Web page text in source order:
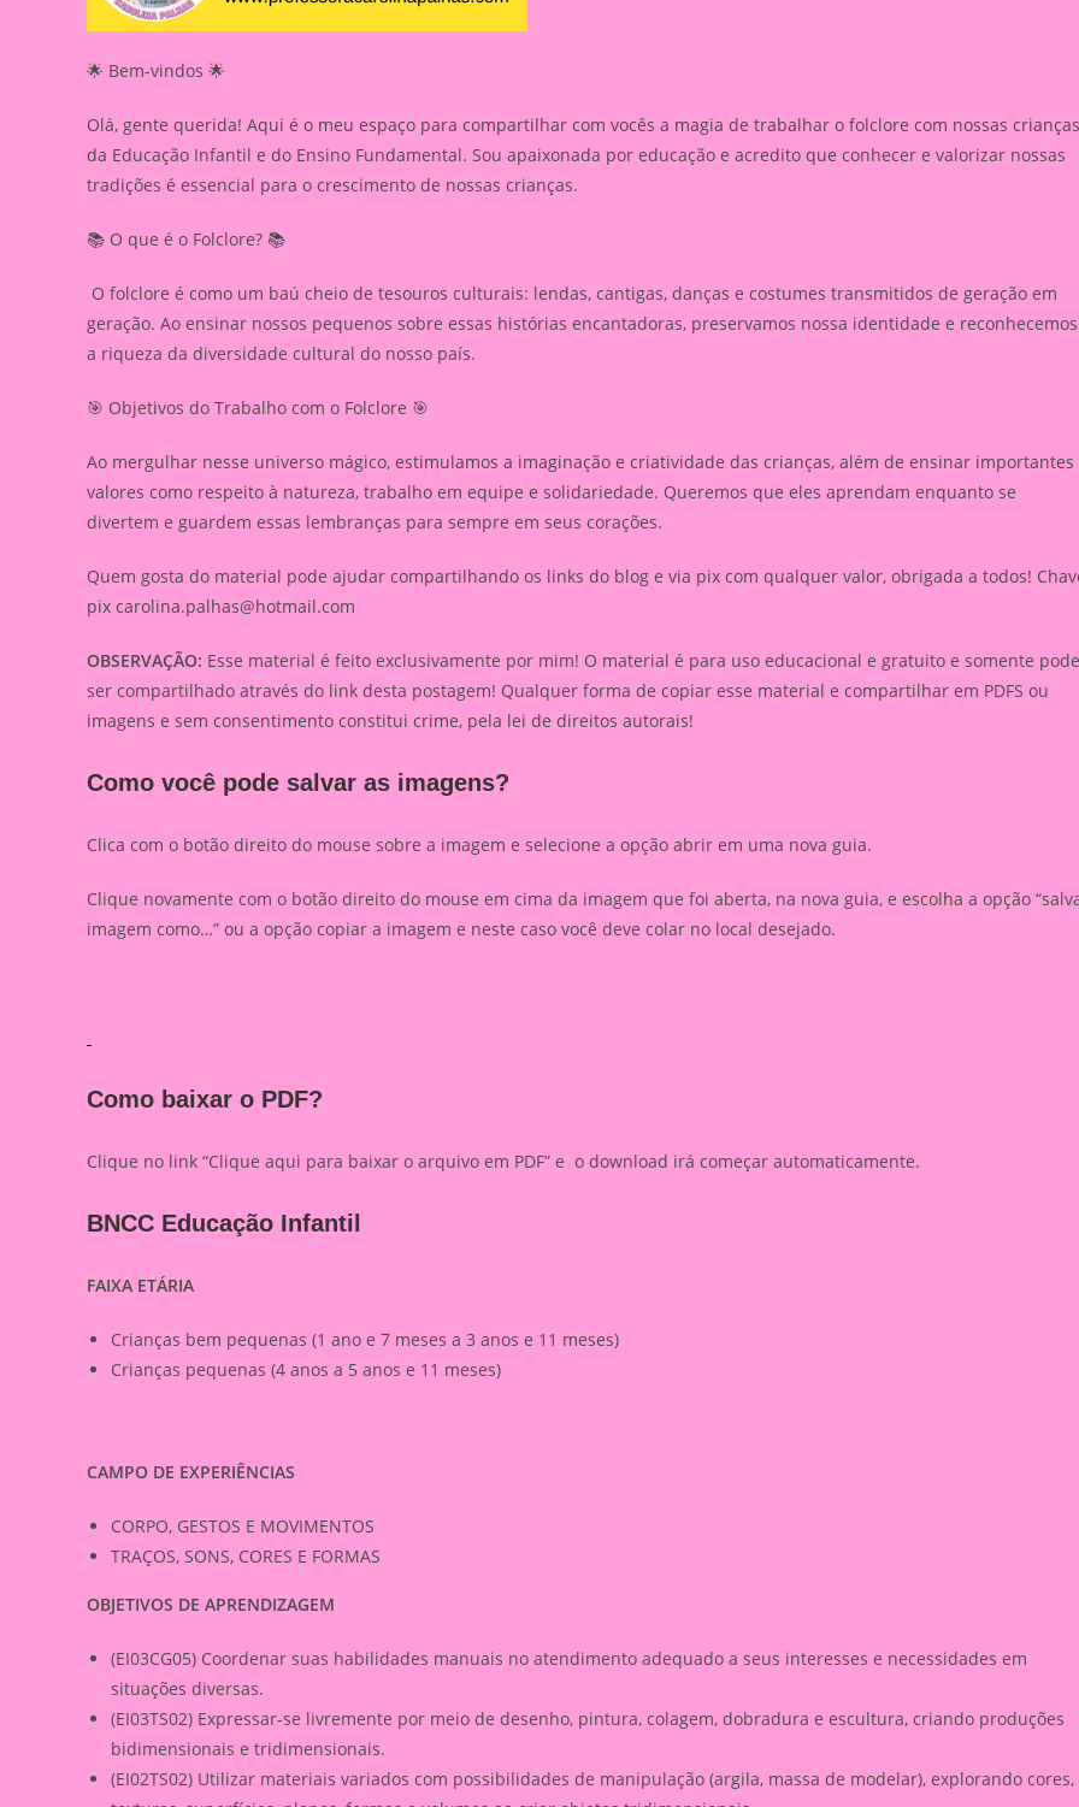
🌟 Bem-vindos 🌟
Olá, gente querida! Aqui é o meu espaço para compartilhar com vocês a magia de trabalhar o folclore com nossas crianças
da Educação Infantil e do Ensino Fundamental. Sou apaixonada por educação e acredito que conhecer e valorizar nossas
tradições é essencial para o crescimento de nossas crianças.
📚 O que é o Folclore? 📚
O folclore é como um baú cheio de tesouros culturais: lendas, cantigas, danças e costumes transmitidos de geração em
geração. Ao ensinar nossos pequenos sobre essas histórias encantadoras, preservamos nossa identidade e reconhecemos
a riqueza da diversidade cultural do nosso país.
🎯 Objetivos do Trabalho com o Folclore 🎯
Ao mergulhar nesse universo mágico, estimulamos a imaginação e criatividade das crianças, além de ensinar importantes
valores como respeito à natureza, trabalho em equipe e solidariedade. Queremos que eles aprendam enquanto se
divertem e guardem essas lembranças para sempre em seus corações.
Quem gosta do material pode ajudar compartilhando os links do blog e via pix com qualquer valor, obrigada a todos!
pix carolina.palhas@hotmail.com
OBSERVAÇÃO: Esse material é feito exclusivamente por mim! O material é para uso educacional e gratuito e somente pode
ser compartilhado através do link desta postagem! Qualquer forma de copiar esse material e compartilhar em PDFS ou
imagens e sem consentimento constitui crime, pela lei de direitos autorais!
Como você pode salvar as imagens?
Clica com o botão direito do mouse sobre a imagem e selecione a opção abrir em uma nova guia.
Clique novamente com o botão direito do mouse em cima da imagem que foi aberta, na nova guia, e escolha a opção
imagem como…” ou a opção copiar a imagem e neste caso você deve colar no local desejado.
Como baixar o PDF?
Clique no link “Clique aqui para baixar o arquivo em PDF” e o download irá começar automaticamente.
BNCC Educação Infantil
FAIXA ETÁRIA
Crianças bem pequenas (1 ano e 7 meses a 3 anos e 11 meses)
Crianças pequenas (4 anos a 5 anos e 11 meses)
CAMPO DE EXPERIÊNCIAS
CORPO, GESTOS E MOVIMENTOS
TRAÇOS, SONS, CORES E FORMAS
OBJETIVOS DE APRENDIZAGEM
(EI03CG05) Coordenar suas habilidades manuais no atendimento adequado a seus interesses e necessidades em
situações diversas.
(EI03TS02) Expressar-se livremente por meio de desenho, pintura, colagem, dobradura e escultura, criando produções
bidimensionais e tridimensionais.
(EI02TS02) Utilizar materiais variados com possibilidades de manipulação (argila, massa de modelar), explorando cores,